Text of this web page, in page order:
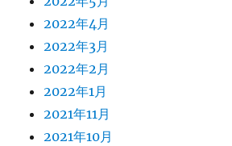
2022年4月
2022年3月
2022年2月
2022年1月
2021年11月
2021年10月